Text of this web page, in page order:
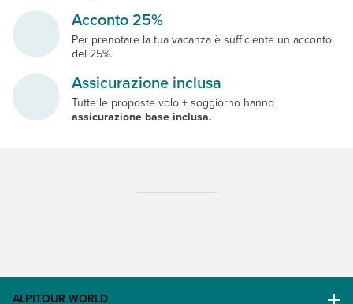
Acconto 25%
Per prenotare la tua vacanza è sufficiente un acconto
del 25%.
Assicurazione inclusa
Tutte le proposte volo + soggiorno hanno
assicurazione base inclusa.
ALPITOUR WORLD